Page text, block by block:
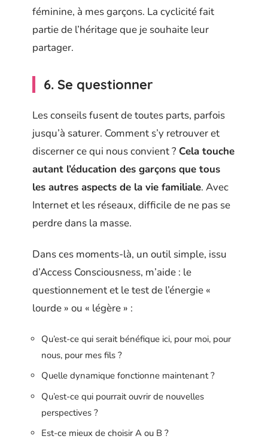
féminine, à mes garçons. La cyclicité fait
partie de l’héritage que je souhaite leur
partager.
6. Se questionner
Les conseils fusent de toutes parts, parfois
jusqu’à saturer. Comment s’y retrouver et
discerner ce qui nous convient ? Cela touche
autant l’éducation des garçons que tous
les autres aspects de la vie familiale. Avec
Internet et les réseaux, difficile de ne pas se
perdre dans la masse.
Dans ces moments-là, un outil simple, issu
d’Access Consciousness, m’aide : le
questionnement et le test de l’énergie «
lourde » ou « légère » :
Qu’est-ce qui serait bénéfique ici, pour moi, pour
nous, pour mes fils ?
Quelle dynamique fonctionne maintenant ?
Qu’est-ce qui pourrait ouvrir de nouvelles
perspectives ?
Est-ce mieux de choisir A ou B ?